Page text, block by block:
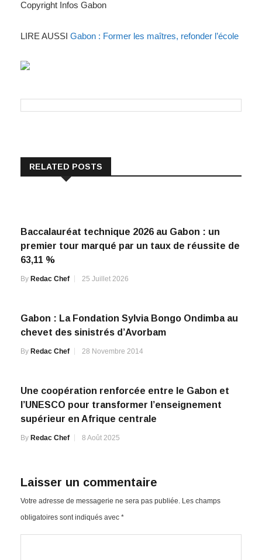
Copyright Infos Gabon
LIRE AUSSI Gabon : Former les maîtres, refonder l’école
RELATED POSTS
Baccalauréat technique 2026 au Gabon : un
premier tour marqué par un taux de réussite de
63,11 %
By Redac Chef 25 Juillet 2026
Gabon : La Fondation Sylvia Bongo Ondimba au
chevet des sinistrés d’Avorbam
By Redac Chef 28 Novembre 2014
Une coopération renforcée entre le Gabon et
l’UNESCO pour transformer l’enseignement
supérieur en Afrique centrale
By Redac Chef 8 Août 2025
Laisser un commentaire
Votre adresse de messagerie ne sera pas publiée. Les champs
obligatoires sont indiqués avec *